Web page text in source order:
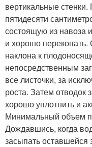
вертикальные
пятидесяти
состоящую из навоза
и хорошо перекопать.
наклона к
непосредственным
все листочки, за
роста. Затем отводок
хорошо уплотнить и
Минимальный объем
Дождавшись, когда
засыпать